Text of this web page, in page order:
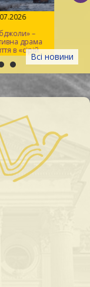
Всі новини
бджоли» –
драма
в «сірій